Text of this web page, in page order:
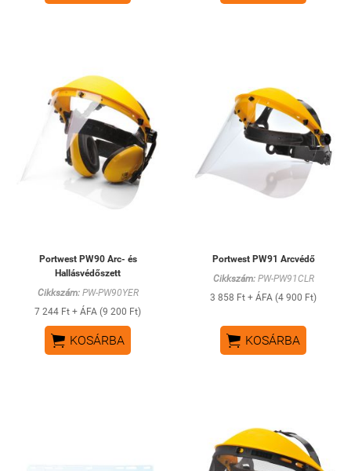
Portwest PW90 Arc- és
Hallásvédőszett
Cikkszám:PW-PW90YER
7 244 Ft + ÁFA (9 200 Ft)
 KOSÁRBA
Portwest PW91 Arcvédő
Cikkszám:PW-PW91CLR
3 858 Ft + ÁFA (4 900 Ft)
 KOSÁRBA